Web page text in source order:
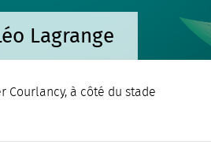
Lagrange
Courlancy, à côté du stade